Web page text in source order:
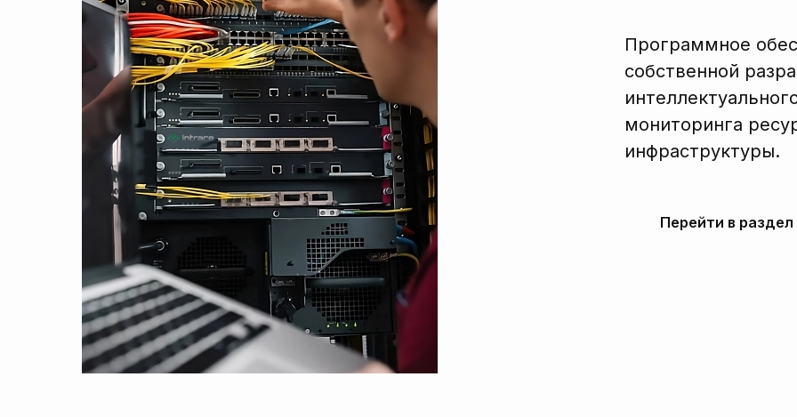
Программное
собственной
мониторинга
инфраструктуры.
Перейти в раздел